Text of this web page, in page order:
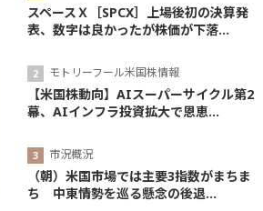
スペースＸ［SPCX］上場後初の決算発
表、数字は良かったが株価が下落...
モトリーフール米国株情報
【米国株動向】AIスーパーサイクル第2
幕、AIインフラ投資拡大で恩恵...
市況概況
（朝）米国市場では主要3指数がまちま
ち 中東情勢を巡る懸念の後退...